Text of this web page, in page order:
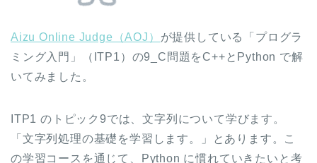
Aizu Online Judge（AOJ） が提供している「プログラ
ミング入門」（ITP1）の9_C問題をC++とPython で解
いてみました。
ITP1 のトピック9では、文字列について学びます。
「文字列処理の基礎を学習します。」とあります。こ
の学習コースを通じて、Python に慣れていきたいと考